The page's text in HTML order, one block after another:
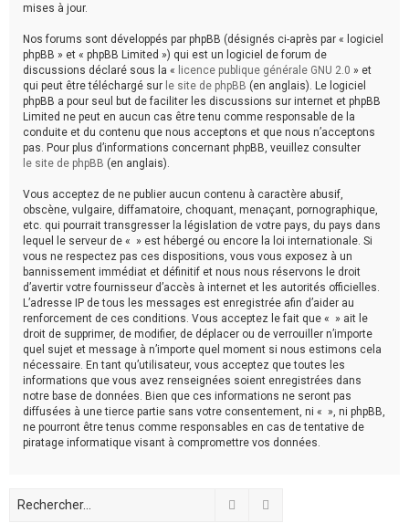
mises à jour.
Nos forums sont développés par phpBB (désignés ci-après par « logiciel
phpBB » et « phpBB Limited ») qui est un logiciel de forum de
discussions déclaré sous la « licence publique générale GNU 2.0 » et
qui peut être téléchargé sur le site de phpBB (en anglais). Le logiciel
phpBB a pour seul but de faciliter les discussions sur internet et phpBB
Limited ne peut en aucun cas être tenu comme responsable de la
conduite et du contenu que nous acceptons et que nous n’acceptons
pas. Pour plus d’informations concernant phpBB, veuillez consulter
le site de phpBB (en anglais).
Vous acceptez de ne publier aucun contenu à caractère abusif,
obscène, vulgaire, diffamatoire, choquant, menaçant, pornographique,
etc. qui pourrait transgresser la législation de votre pays, du pays dans
lequel le serveur de « » est hébergé ou encore la loi internationale. Si
vous ne respectez pas ces dispositions, vous vous exposez à un
bannissement immédiat et définitif et nous nous réservons le droit
d’avertir votre fournisseur d’accès à internet et les autorités officielles.
L’adresse IP de tous les messages est enregistrée afin d’aider au
renforcement de ces conditions. Vous acceptez le fait que « » ait le
droit de supprimer, de modifier, de déplacer ou de verrouiller n’importe
quel sujet et message à n’importe quel moment si nous estimons cela
nécessaire. En tant qu’utilisateur, vous acceptez que toutes les
informations que vous avez renseignées soient enregistrées dans
notre base de données. Bien que ces informations ne seront pas
diffusées à une tierce partie sans votre consentement, ni « », ni phpBB,
ne pourront être tenus comme responsables en cas de tentative de
piratage informatique visant à compromettre vos données.
Rechercher